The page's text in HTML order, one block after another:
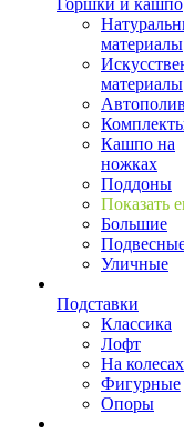
Горшки и кашпо
материалы
материалы
Автополив
Кашпо на
ножках
Поддоны
Показать
Большие
Уличные
Подставки
Классика
Лофт
На колесах
Фигурные
Опоры